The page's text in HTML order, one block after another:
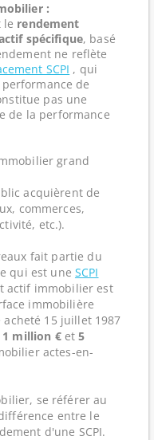
:
le rendement
spécifique, basé
ne reflète
SCPI , qui
de
pas une
de la performance
grand
acquièrent de
commerces,
etc.).
fait partie du
qui est une SCPI
actif immobilier est
immobilière
15 juillet 1987
1 million €et5
actes-en-
se référer au
entre le
d'une SCPI.